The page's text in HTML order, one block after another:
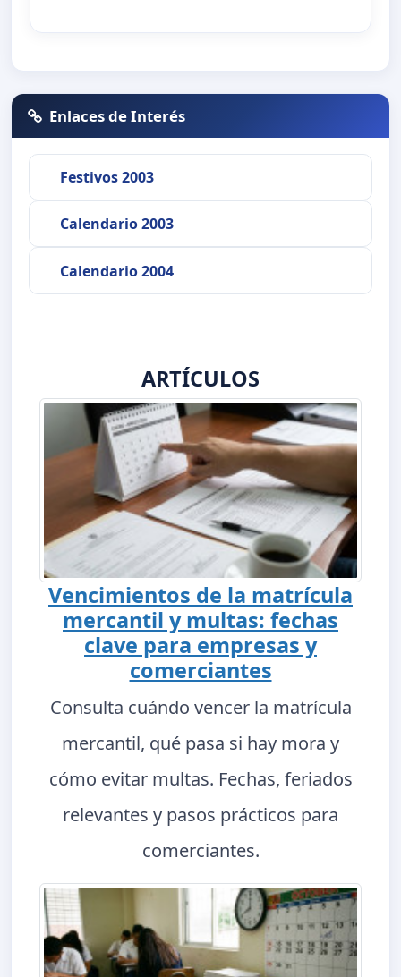
Enlaces de Interés
Festivos 2003
Calendario 2003
Calendario 2004
ARTÍCULOS
Vencimientos de la matrícula
mercantil y multas: fechas
clave para empresas y
comerciantes
Consulta cuándo vencer la matrícula
mercantil, qué pasa si hay mora y
cómo evitar multas. Fechas, feriados
relevantes y pasos prácticos para
comerciantes.